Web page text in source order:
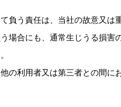
負う責任は、当社の故意又
場合にも、通常生じうる損
の利用者又は第三者との間